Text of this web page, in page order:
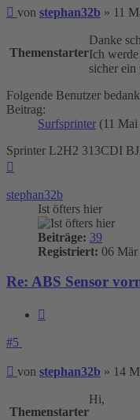
Beitrag
von stephan32b » 11
Themenstarter
Danke
Ich
sicher ein
Folgende Benutzer
Beitrag:
Surfsprinter (11
Sprinter L2H2 313CDI
stephan32b
Ist öfters hier
Beiträge: 39
Registriert: 06 Mär
Re: ABS Sensor
#5
Beitrag
von stephan32b » 14
Themenstarter
Hi,